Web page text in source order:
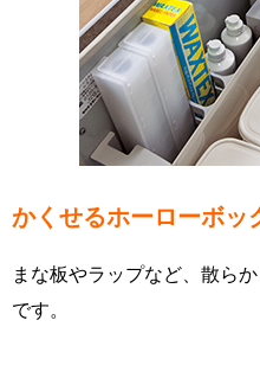
かくせるホーローボッ
まな板やラップなど、散ら
です。